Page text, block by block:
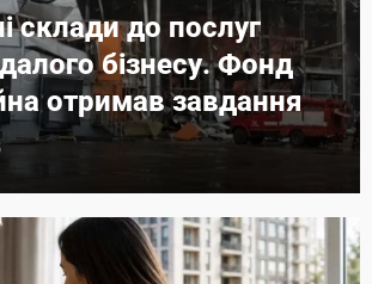
склади до послуг
бізнесу. Фонд
отримав завдання